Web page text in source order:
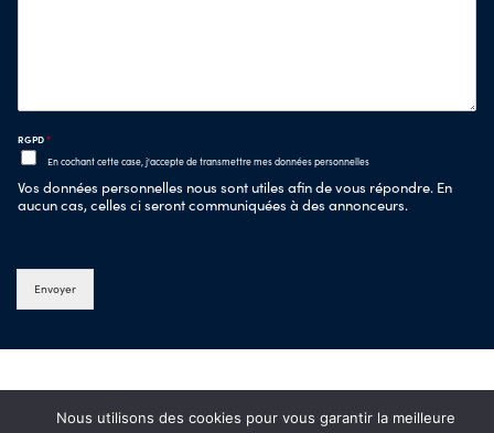
RGPD*
En cochant cette case, j'accepte de transmettre mes données personnelles
Vos données personnelles nous sont utiles afin de vous répondre. En
aucun cas, celles ci seront communiquées à des annonceurs.
Envoyer
Nous utilisons des cookies pour vous garantir la meilleure